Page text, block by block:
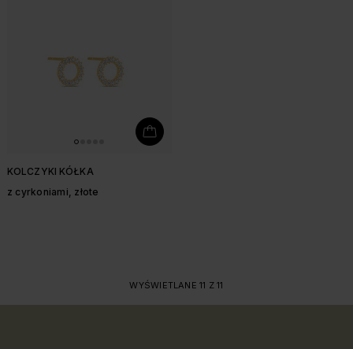
z cyrkoniami, złote
WYŚWIETLANE 11 Z 11